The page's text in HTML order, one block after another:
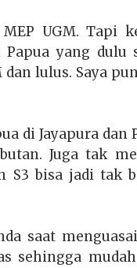
UGM. Tapi
yang dulu
dan lulus. Saya
di Jayapura dan
Juga tak
S3 bisa jadi tak
saat
sehingga